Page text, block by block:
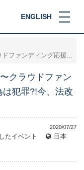
ENGLISH
ドファンディング応援...
クラウドファン
犯罪?!今、法改
2020/07/27
たイベント
日本